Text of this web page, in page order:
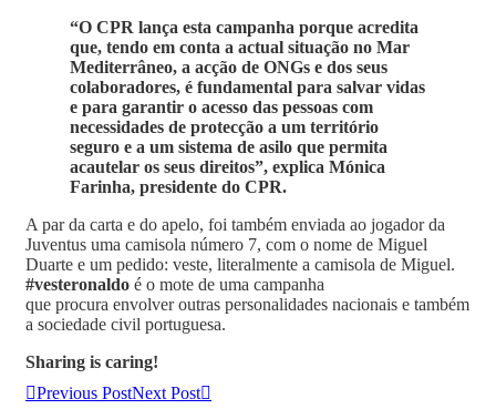
“O CPR lança esta campanha porque acredita
que, tendo em conta a actual situação no Mar
Mediterrâneo, a acção de ONGs e dos seus
colaboradores, é fundamental para salvar vidas
e para garantir o acesso das pessoas com
necessidades de protecção a um território
seguro e a um sistema de asilo que permita
acautelar os seus direitos”, explica Mónica
Farinha, presidente do CPR.
A par da carta e do apelo, foi também enviada ao jogador da
Juventus uma camisola número 7, com o nome de Miguel
Duarte e um pedido: veste, literalmente a camisola de Miguel.
#vesteronaldo é o mote de uma campanha
que procura envolver outras personalidades nacionais e também
a sociedade civil portuguesa.
Sharing is caring!
Previous PostNext Post